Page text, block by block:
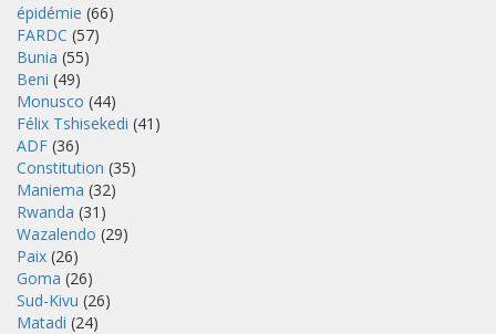
épidémie (66)
FARDC (57)
Bunia (55)
Beni (49)
Monusco (44)
Félix Tshisekedi (41)
ADF (36)
Constitution (35)
Maniema (32)
Rwanda (31)
Wazalendo (29)
Paix (26)
Goma (26)
Sud-Kivu (26)
Matadi (24)